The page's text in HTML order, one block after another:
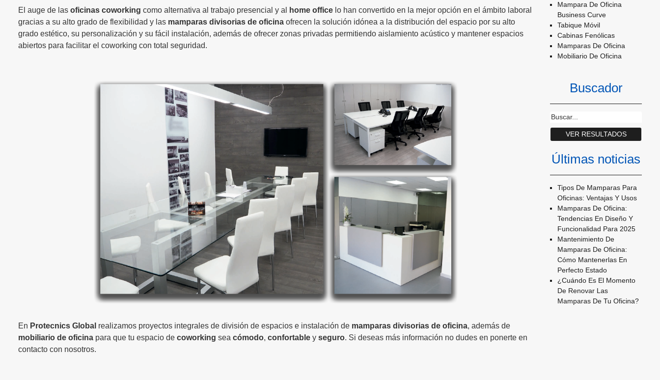
El auge de las oficinas coworking como alternativa al trabajo presencial y al home office lo han convertido en la mejor opción en el ámbito laboral
gracias a su alto grado de flexibilidad y las mamparas divisorias de oficina ofrecen la solución idónea a la distribución del espacio por su alto
grado estético, su personalización y su fácil instalación, además de ofrecer zonas privadas permitiendo aislamiento acústico y mantener espacios
abiertos para facilitar el coworking con total seguridad.
En Protecnics Global realizamos proyectos integrales de división de espacios e instalación de mamparas divisorias de oficina, además de
mobiliario de oficina para que tu espacio de coworking sea cómodo, confortable y seguro. Si deseas más información no dudes en ponerte en
contacto con nosotros.
Mampara De Oficina
Business Curve
Tabique Móvil
Cabinas Fenólicas
Mamparas De Oficina
Mobiliario De Oficina
Buscador
Últimas noticias
Tipos De Mamparas Para
Oficinas: Ventajas Y Usos
Mamparas De Oficina:
Tendencias En Diseño Y
Funcionalidad Para 2025
Mantenimiento De
Mamparas De Oficina:
Cómo Mantenerlas En
Perfecto Estado
¿cuándo Es El Momento
De Renovar Las
Mamparas De Tu Oficina?